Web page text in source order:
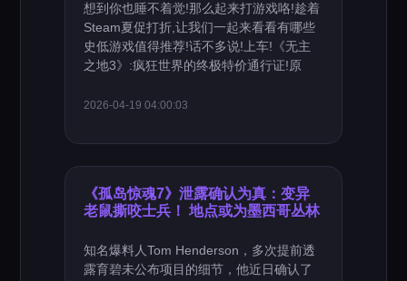
想到你也睡不着觉!那么起来打游戏咯!趁着
Steam夏促打折,让我们一起来看看有哪些
史低游戏值得推荐!话不多说!上车!《无主
之地3》:疯狂世界的终极特价通行证!原
2026-04-19 04:00:03
《孤岛惊魂7》泄露确认为真：变异
老鼠撕咬士兵！ 地点或为墨西哥丛林
知名爆料人Tom Henderson，多次提前透
露育碧未公布项目的细节，他近日确认了